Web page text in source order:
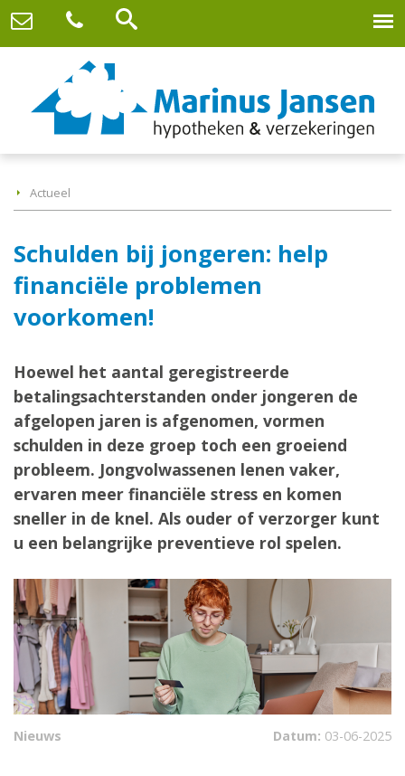
Actueel
Schulden bij jongeren: help
financiële problemen
voorkomen!
Hoewel het aantal geregistreerde
betalingsachterstanden onder jongeren de
afgelopen jaren is afgenomen, vormen
schulden in deze groep toch een groeiend
probleem. Jongvolwassenen lenen vaker,
ervaren meer financiële stress en komen
sneller in de knel. Als ouder of verzorger kunt
u een belangrijke preventieve rol spelen.
Nieuws Datum: 03-06-2025